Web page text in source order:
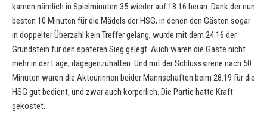
kamen nämlich in Spielminuten 35 wieder auf 18:16 heran. Dank der nun
besten 10 Minuten für die Mädels der HSG, in denen den Gästen sogar
in doppelter Überzahl kein Treffer gelang, wurde mit dem 24:16 der
Grundstein für den späteren Sieg gelegt. Auch waren die Gäste nicht
mehr in der Lage, dagegenzuhalten. Und mit der Schlusssirene nach 50
Minuten waren die Akteurinnen beider Mannschaften beim 28:19 für die
HSG gut bedient, und zwar auch körperlich. Die Partie hatte Kraft
gekostet.